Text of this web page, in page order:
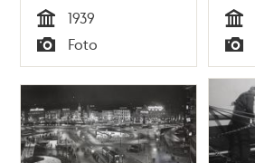
Tid
1939
Typ
Foto Tid
Typ